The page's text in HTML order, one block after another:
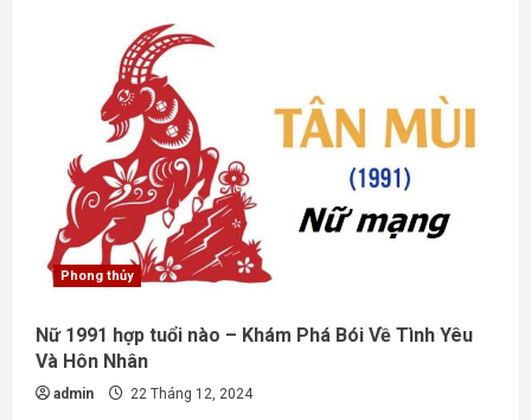
Phong thủy
Nữ 1991 hợp tuổi nào – Khám Phá Bói Về Tình Yêu
Và Hôn Nhân
admin 22 Tháng 12, 2024